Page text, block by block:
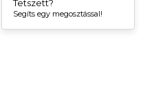
Tetszett?
Segíts egy megosztással!